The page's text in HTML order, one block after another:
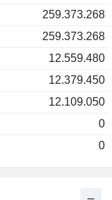
259.373.268
259.373.268
12.559.480
12.379.450
12.109.050
0
0